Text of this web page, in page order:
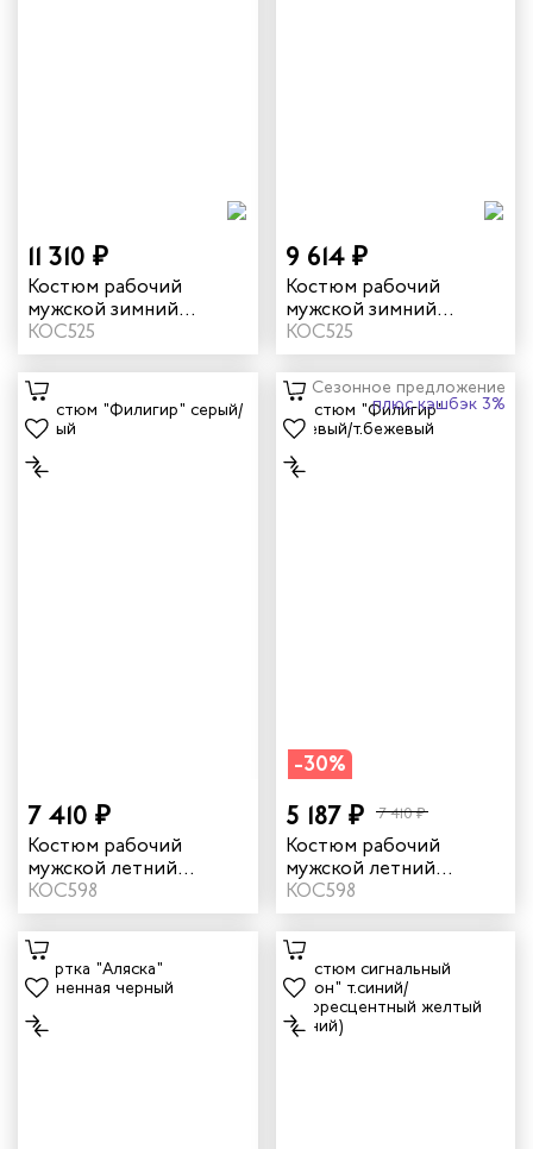
11 310 ₽
Костюм рабочий
мужской зимний
"Филигир" цвет серый/
темно-серый
КОС525
9 614 ₽
Костюм рабочий
мужской зимний
"Филигир" цвет
бежевый/хаки
КОС525
7 410 ₽
Костюм рабочий
мужской летний
"Филигир" цвет серый/
темно-серый
КОС598
Сезонное предложение
плюс кэшбэк 3%
-30%
5 187 ₽ 7 410 ₽
Костюм рабочий
мужской летний
"Филигир" цвет
бежевый/темно-
бежевый
КОС598